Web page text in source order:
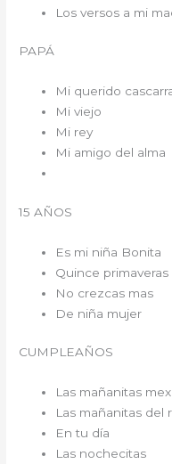
Los versos a mi
PAPÁ
Mi querido
Mi viejo
Mi rey
Mi amigo del alma
15 AÑOS
Es mi niña Bonita
Quince primaveras
No crezcas mas
De niña mujer
CUMPLEAÑOS
Las mañanitas
Las mañanitas del
En tu día
Las nochecitas